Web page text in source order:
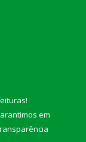
!
em